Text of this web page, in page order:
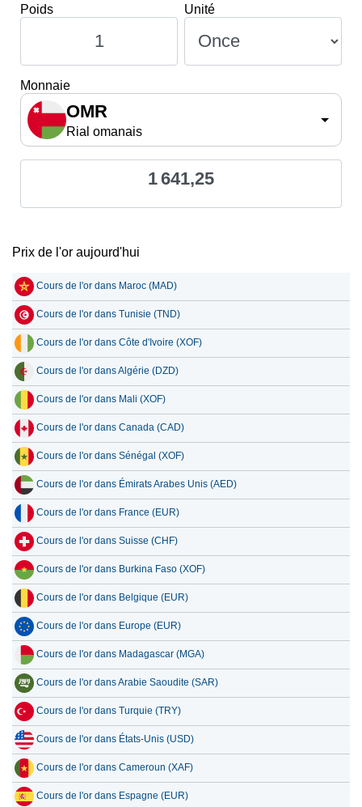
Poids Unité
Monnaie
OMR
Rial omanais
1 641,25
Prix de l'or aujourd'hui
Cours de l'or dans Maroc (MAD)
Cours de l'or dans Tunisie (TND)
Cours de l'or dans Côte d'Ivoire (XOF)
Cours de l'or dans Algérie (DZD)
Cours de l'or dans Mali (XOF)
Cours de l'or dans Canada (CAD)
Cours de l'or dans Sénégal (XOF)
Cours de l'or dans Émirats Arabes Unis (AED)
Cours de l'or dans France (EUR)
Cours de l'or dans Suisse (CHF)
Cours de l'or dans Burkina Faso (XOF)
Cours de l'or dans Belgique (EUR)
Cours de l'or dans Europe (EUR)
Cours de l'or dans Madagascar (MGA)
Cours de l'or dans Arabie Saoudite (SAR)
Cours de l'or dans Turquie (TRY)
Cours de l'or dans États-Unis (USD)
Cours de l'or dans Cameroun (XAF)
Cours de l'or dans Espagne (EUR)